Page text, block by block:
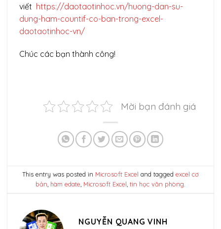
viết https://daotaotinhoc.vn/huong-dan-su-
dung-ham-countif-co-ban-trong-excel-
daotaotinhoc-vn/
Chúc các bạn thành công!
Mời bạn đánh giá
This entry was posted in Microsoft Excel and tagged excel cơ
bản, hàm edate, Microsoft Excel, tin học văn phòng.
NGUYỄN QUANG VINH